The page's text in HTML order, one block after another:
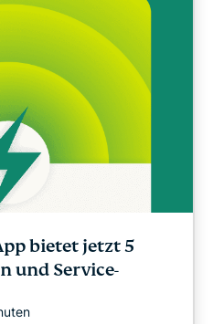
bietet jetzt 5
und Service-